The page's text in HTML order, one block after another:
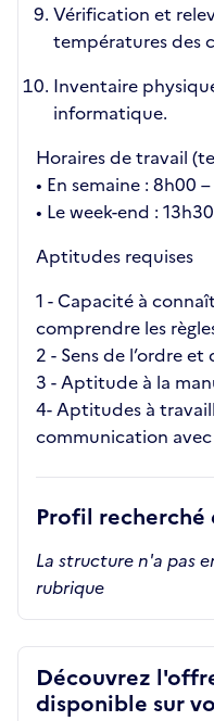
Vérification et
températures des
Inventaire
informatique.
Horaires de travail
• En semaine : 8h00
• Le week-end :
Aptitudes requises
1 - Capacité à
comprendre les
2 - Sens de l’ordre et
3 - Aptitude à la
4- Aptitudes à
communication
Profil
La structure n'a pas
rubrique
Découvrez
disponible sur